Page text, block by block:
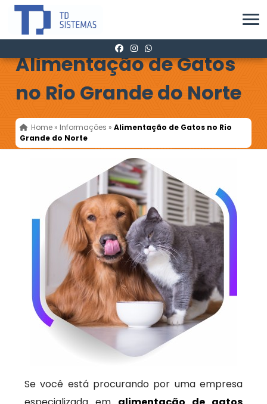
Alimentação de Gatos
no Rio Grande do Norte
Home » Informações »Alimentação de Gatos no Rio
Grande do Norte
Se você está procurando por uma empresa